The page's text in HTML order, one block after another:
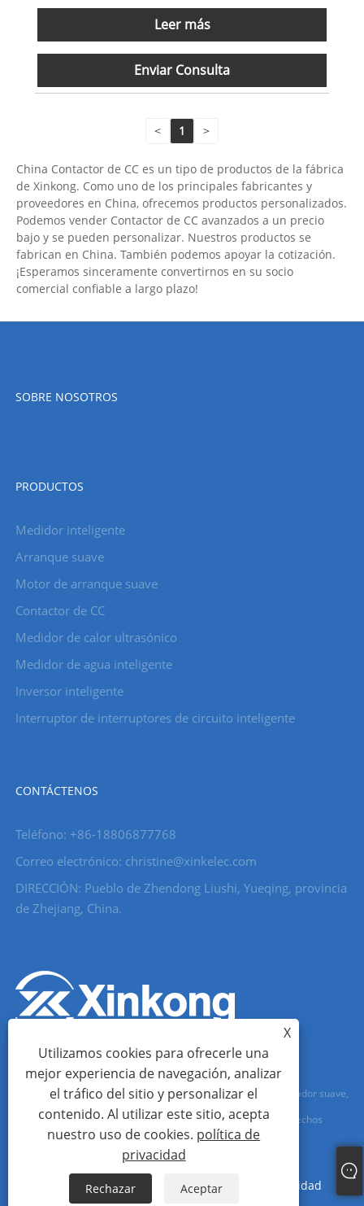
Leer más
Enviar Consulta
< 1 >
China Contactor de CC es un tipo de productos de la fábrica
de Xinkong. Como uno de los principales fabricantes y
proveedores en China, ofrecemos productos personalizados.
Podemos vender Contactor de CC avanzados a un precio
bajo y se pueden personalizar. Nuestros productos se
fabrican en China. También podemos apoyar la cotización.
¡Esperamos sinceramente convertirnos en su socio
comercial confiable a largo plazo!
SOBRE NOSOTROS
PRODUCTOS
Medidor inteligente
Arranque suave
Motor de arranque suave
Contactor de CC
Medidor de calor ultrasónico
Medidor de agua inteligente
Inversor inteligente
Interruptor de interruptores de circuito inteligente
CONTÁCTENOS
Teléfono: +86-18806877768
Correo electrónico: christine@xinkelec.com
DIRECCIÓN: Pueblo de Zhendong Liushi, Yueqing, provincia
de Zhejiang, China.
Copyright © 2023 Wenzhou Xinkong Imp&exp Co.,Ltd. - Arrancador suave,
Medidor de agua, Medidor de agua ultrasónico - Todos los derechos
Sitemap RSS XML política de privacidad
X
Utilizamos cookies para ofrecerle una
mejor experiencia de navegación, analizar
el tráfico del sitio y personalizar el
contenido. Al utilizar este sitio, acepta
nuestro uso de cookies. política de
privacidad
Rechazar Aceptar